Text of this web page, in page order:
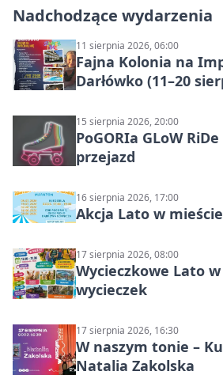
Nadchodzące wydarzenia
11 sierpnia 2026, 06:00
Fajna Kolonia na
Darłówko (11–20
15 sierpnia 2026, 20:00
PoGORIa GLoW
przejazd
16 sierpnia 2026, 17:00
Akcja Lato w
17 sierpnia 2026, 08:00
Wycieczkowe Lato
wycieczek
17 sierpnia 2026, 16:30
W naszym tonie –
Natalia Zakolska